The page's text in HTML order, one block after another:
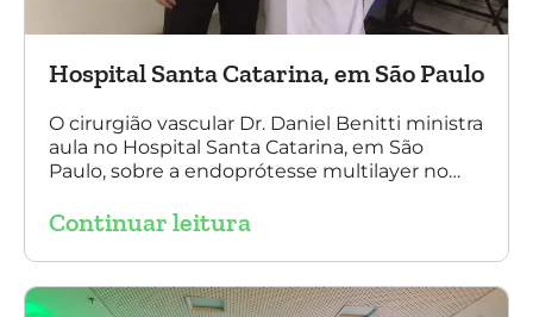
Hospital Santa Catarina, em São Paulo
O cirurgião vascular Dr. Daniel Benitti ministra
aula no Hospital Santa Catarina, em São
Paulo, sobre a endoprótesse multilayer no
experiência nacional e mundial com esta
Daniel Benitti e à direita Dr. Carlos Alberto
Fernandes Costa)
Continuar leitura